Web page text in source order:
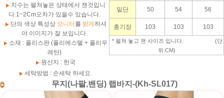
치수는 펼쳐놓은 상태에서 잰것입니
다.1~2Cm오차가 있을수 있습니다.
단의 색상 특성상 모니터 를 밝게 하셔
야 이미지가 잘 보입니다.
소재 : 폴리스판 (폴리에스텔 + 폴리우
레탄)
원산지 : 한국
세탁방법 : 손세탁 하세요.
밑단 50 54 56
총기장 103 103 103
* 펼쳐 놓고 잰 사이즈 입니다. (단
위:CM)
무지(나팔,밴딩) 랩바지-(Kh-SL017)